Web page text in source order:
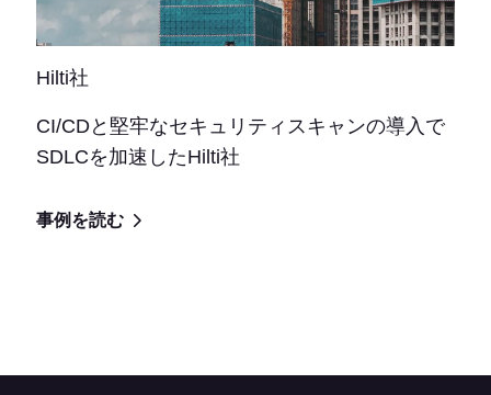
Hilti社
CI/CDと堅牢なセキュリティスキャンの導入で
SDLCを加速したHilti社
事例を読む